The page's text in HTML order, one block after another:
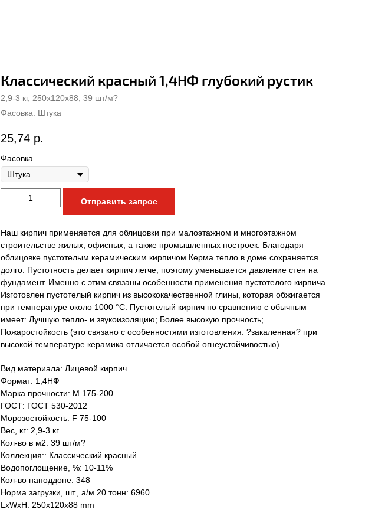
Классический красный 1,4НФ глубокий рустик
2,9-3 кг, 250х120х88, 39 шт/м?
Штука
25,74 р.
Фасовка
Отправить запрос
Наш кирпич применяется для облицовки при малоэтажном и многоэтажном
строительстве жилых, офисных, а также промышленных построек. Благодаря
облицовке пустотелым керамическим кирпичом Керма тепло в доме сохраняется
долго. Пустотность делает кирпич легче, поэтому уменьшается давление стен на
фундамент. Именно с этим связаны особенности применения пустотелого кирпича.
Изготовлен пустотелый кирпич из высококачественной глины, которая обжигается
при температуре около 1000 °C. Пустотелый кирпич по сравнению с обычным
имеет: Лучшую тепло- и звукоизоляцию; Более высокую прочность;
Пожаростойкость (это связано с особенностями изготовления: ?закаленная? при
высокой температуре керамика отличается особой огнеустойчивостью).
Вид материала: Лицевой кирпич
Формат: 1,4НФ
Марка прочности: М 175-200
ГОСТ: ГОСТ 530-2012
Морозостойкость: F 75-100
Вес, кг: 2,9-3 кг
Кол-во в м2: 39 шт/м?
Коллекция:: Классический красный
Водопоглощение, %: 10-11%
Кол-во наподдоне: 348
Норма загрузки, шт., а/м 20 тонн: 6960
LxWxH: 250x120x88 mm